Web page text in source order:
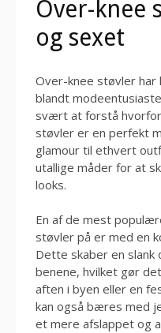
Over-knee
og sexet
Over-knee støvler
blandt
svært at forstå
støvler er en perfekt
glamour til ethvert
utallige måder for at
looks.
En af de mest
støvler på er med en
Dette skaber en
benene, hvilket gør
aften i byen eller en
kan også bæres med
et mere afslappet og